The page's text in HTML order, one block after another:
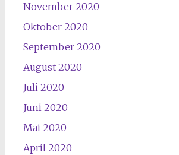
November 2020
Oktober 2020
September 2020
August 2020
Juli 2020
Juni 2020
Mai 2020
April 2020